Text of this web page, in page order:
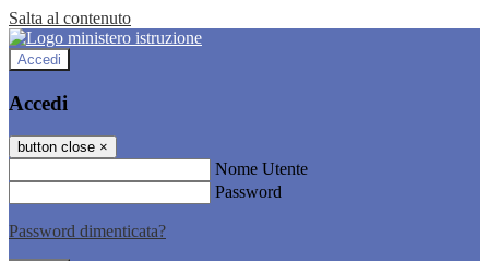
Salta al contenuto
Accedi
Accedi
button close ×
Nome Utente
Password
Password dimenticata?